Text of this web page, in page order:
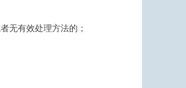
无有效处理方法的；